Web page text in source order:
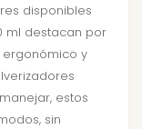
disponibles
ml destacan por
y
estos
sin